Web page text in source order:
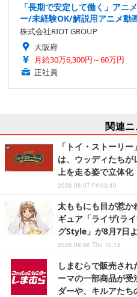
「長期で安定して働く」アニ
ー/未経験OK/解説用アニメ動
株式会社RIOT GROUP
大阪府
月給30万6,300円～60万円
正社員
関連ニ
「トイ・ストーリ
は、ウッディたち
上を走る姿で立体化
2026.08.07 Fri 03:40
太ももにも目が惹か
ギュア「ライザ(ラ
グStyle」が8月7日
2026.08.06 Thu 10:15
しまむらで販売さ
ーマの一部商品が
ダーや、キルアた